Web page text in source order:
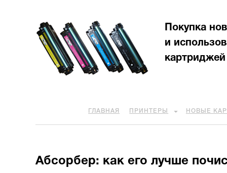
Покупка
и
картриджей
ГЛАВНАЯ ПРИНТЕРЫ НОВЫЕ
Абсорбер: как его лучше